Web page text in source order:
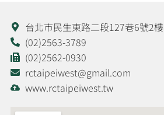
台北市民生東路二段127巷6號2樓
(02)2563-3789
(02)2562-0930
rctaipeiwest@gmail.com
www.rctaipeiwest.tw